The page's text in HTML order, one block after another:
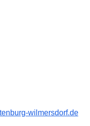
wilmersdorf.de